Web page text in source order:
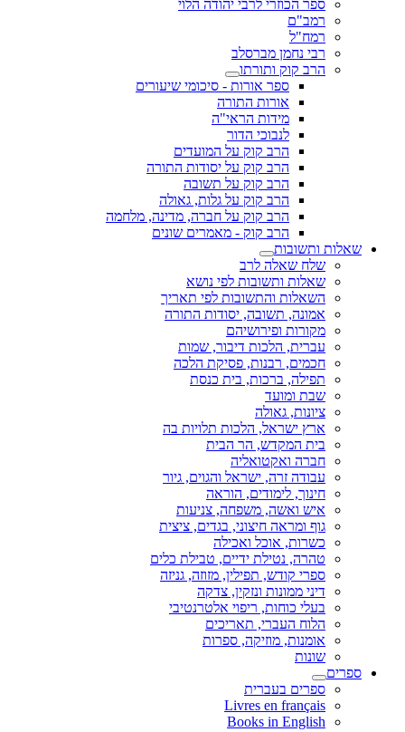
ספר הכוזרי לרבי יהודה הלוי
רמב"ם
רמח"ל
רבי נחמן מברסלב
הרב קוק ותורתו
ספר אורות - סיכומי שיעורים
אורות התורה
מידות הראי"ה
לנבוכי הדור
הרב קוק על המועדים
הרב קוק על יסודות התורה
הרב קוק על תשובה
הרב קוק על גלות, גאולה
הרב קוק על חברה, מדינה, מלחמה
הרב קוק - מאמרים שונים
שאלות ותשובות
שלח שאלה לרב
שאלות ותשובות לפי נושא
השאלות והתשובות לפי תאריך
אמונה, תשובה, יסודות התורה
מקורות ופירושיהם
עברית, הלכות דיבור, שמות
חכמים, רבנות, פסיקת הלכה
תפילה, ברכות, בית כנסת
שבת ומועד
ציונות, גאולה
ארץ ישראל, הלכות תלויות בה
בית המקדש, הר הבית
חברה ואקטואליה
עבודה זרה, ישראל והגוים, גיור
חינוך, לימודים, הוראה
איש ואשה, משפחה, צניעות
גוף ומראה חיצוני, בגדים, ציצית
כשרות, אוכל ואכילה
טהרה, נטילת ידיים, טבילת כלים
ספרי קודש, תפילין, מזוזה, גניזה
דיני ממונות ונזקין, צדקה
בעלי כוחות, ריפוי אלטרנטיבי
הלוח העברי, תאריכים
אומנות, מוזיקה, ספרות
שונות
ספרים
ספרים בעברית
Livres en français
Books in English